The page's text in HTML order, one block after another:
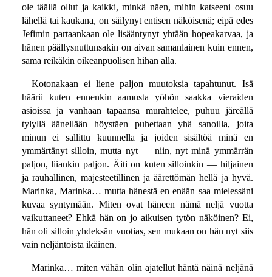
ole täällä ollut ja kaikki, minkä näen, mihin katseeni osuu
lähellä tai kaukana, on säilynyt entisen näköisenä; eipä edes
Jefimin partaankaan ole lisääntynyt yhtään hopeakarvaa, ja
hänen päällysnuttunsakin on aivan samanlainen kuin ennen,
sama reikäkin oikeanpuolisen hihan alla.
Kotonakaan ei liene paljon muutoksia tapahtunut. Isä
häärii kuten ennenkin aamusta yöhön saakka vieraiden
asioissa ja vanhaan tapaansa murahtelee, puhuu järeällä
tylyllä äänellään höystäen puhettaan yhä sanoilla, joita
minun ei sallittu kuunnella ja joiden sisältöä minä en
ymmärtänyt silloin, mutta nyt — niin, nyt minä ymmärrän
paljon, liiankin paljon. Äiti on kuten silloinkin — hiljainen
ja rauhallinen, majesteetillinen ja äärettömän hellä ja hyvä.
Marinka, Marinka… mutta hänestä en enään saa mielessäni
kuvaa syntymään. Miten ovat häneen nämä neljä vuotta
vaikuttaneet? Ehkä hän on jo aikuisen tytön näköinen? Ei,
hän oli silloin yhdeksän vuotias, sen mukaan on hän nyt siis
vain neljäntoista ikäinen.
Marinka… miten vähän olin ajatellut häntä näinä neljänä